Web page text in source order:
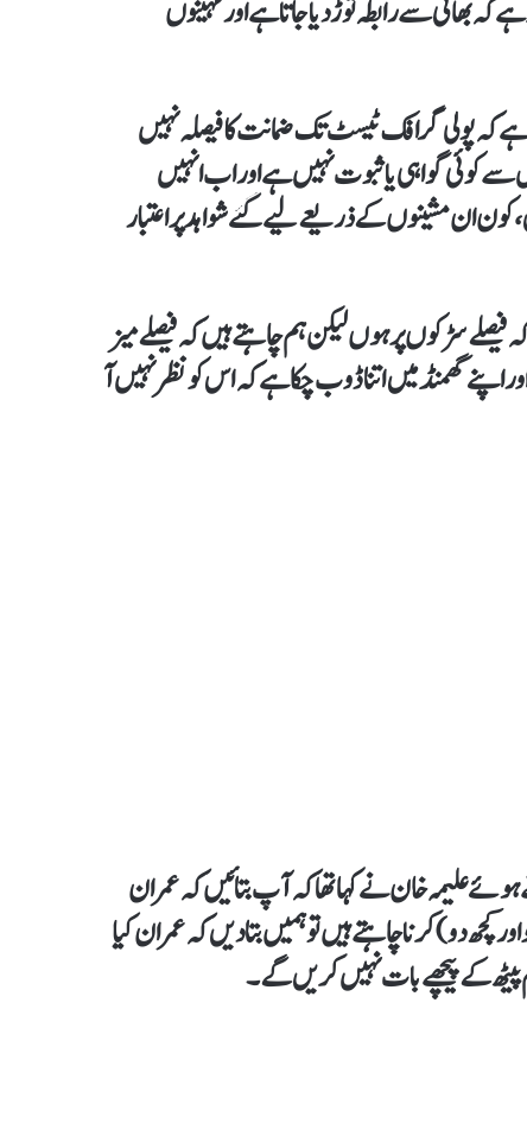
بھائی سے رابطہ توڑدیا جاتا ہے اور مہینوں
ہےکہ پولی گرافک ٹیسٹ تک ضمانت کا فیصلہ نہیں
اس کا مطلب یہ ہوا کہ استغاثہ یا حکومت کےپاس 2 سال سے کوئی گواہی یا ثبوت نہیں ہے اور اب انہیں
ان مشینوں کے ذریعے لیےگئے شواہد پر اعتبار
سڑکوں پر ہوں لیکن ہم چاہتےہیں کہ فیصلے میز
گھمنڈ میں اتنا ڈوب چکا ہےکہ اس کو نظر نہیں آ
علیمہ خان نے کہا تھاکہ آپ بتائیں کہ عمران
دو) کرنا چاہتے ہیں تو ہمیں بتادیں کہ عمران کیا
کے پیچھےبات نہیں کریں گے۔